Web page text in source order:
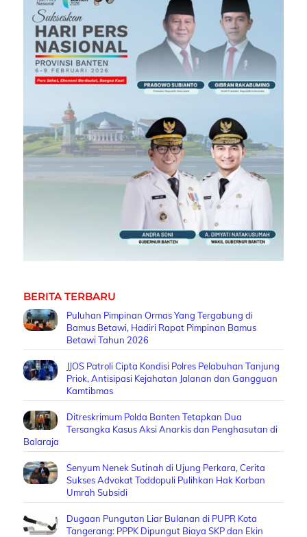
BERITA TERBARU
Puluhan Pimpinan Ormas Yang Tergabung di
Bamus Betawi, Hadiri Rapat Pimpinan Bamus
Betawi Tahun 2026
JJOS Patroli Cipta Kondisi Polres Pelabuhan Tanjung
Priok, Antisipasi Kejahatan Jalanan dan Gangguan
Kamtibmas
Ditreskrimum Polda Banten Tetapkan Dua
Tersangka Kasus Aksi Anarkis dan Penghasutan di
Balaraja
Senyum Nenek Sutinah di Ujung Perkara, Cerita
Sukses Advokat Toddopuli Pulihkan Hak Korban
Umrah Subsidi
Dugaan Pungutan Liar Bulanan di PUPR Kota
Tangerang: PPPK Dipungut Biaya SKP dan Ekin